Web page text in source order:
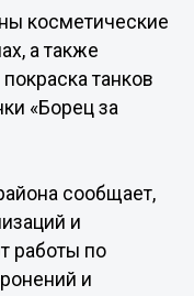
косметические
а также
танков
«Борец за
сообщает,
и
работы по
и